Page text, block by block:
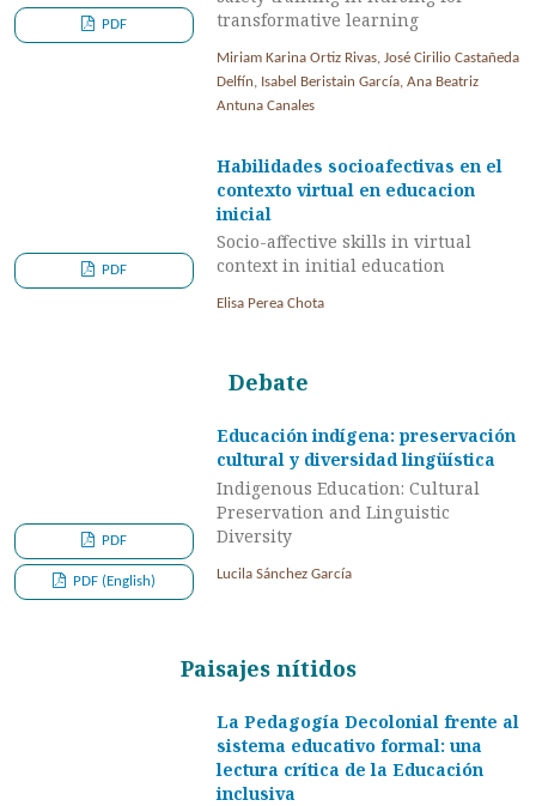
transformative learning
Miriam Karina Ortiz Rivas, José Cirilio Castañeda
Delfín, Isabel Beristain García, Ana Beatriz
Antuna Canales
PDF
Habilidades socioafectivas en el
contexto virtual en educacion
inicial
Socio-affective skills in virtual
context in initial education
Elisa Perea Chota
PDF
Debate
Educación indígena: preservación
cultural y diversidad lingüística
Indigenous Education: Cultural
Preservation and Linguistic
Diversity
Lucila Sánchez García
PDF
PDF (English)
Paisajes nítidos
La Pedagogía Decolonial frente al
sistema educativo formal: una
lectura crítica de la Educación
inclusiva